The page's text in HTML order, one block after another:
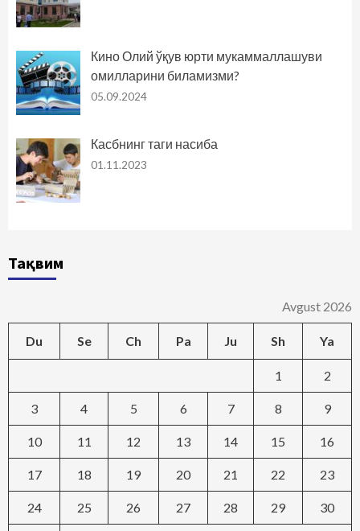
Кино Олий ўқув юрти мукаммаллашуви
омилларини биламизми?
05.09.2024
Касбнинг таги насиба
01.11.2023
Тақвим
Avgust 2026
Du Se Ch Pa Ju Sh Ya
1 2
3 4 5 6 7 8 9
10 11 12 13 14 15 16
17 18 19 20 21 22 23
24 25 26 27 28 29 30